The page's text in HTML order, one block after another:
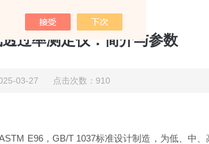
过率测定仪：简介与参数
03-27 点击次数：910
E96，GB/T 1037标准设计制造，为低、中、